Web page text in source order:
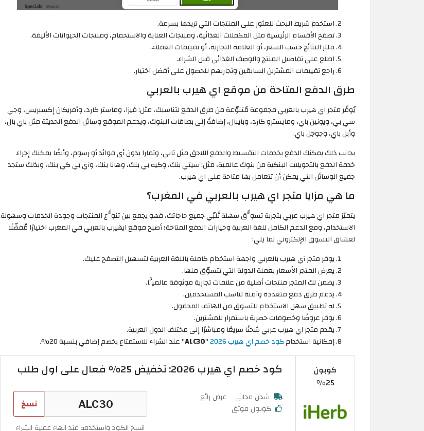
استخدم شريط البحث للعثور على المنتجات التي تريدها بسرعة.
تصفح الأقسام الرئيسية مثل المكملات الغذائية، ومنتجات العناية والاستحمام، ومنتجات الحيوانات الأليفة.
فلتر النتائج حسب السعر، أو العلامة التجارية، أو تقييمات العملاء.
اطلع على تفاصيل المنتج والوصف الغذائي قبل الشراء.
راجع تقييمات المشترين السابقين وتجاربهم للحصول على أفضل اختيار.
طرق الدفع المتاحة من موقع اي هيرب بالعربي
يُوفّر متجر اي هيرب بالعربي مجموعة مُتنوّعة من طرق الدفع لتناسبك، مثل: فيزا، وماستر كارد، وأمريكان إكسبريس، وجي
سي بي، ويونين باي، ومايسترو كارد، وبايبال، إضافةً إلى بطاقات البنوك، ويدعم الموقع وسائل الدفع الحديثة مثل باي بال،
وأبل باي، وجوجل باي.
بجانب ذلك يمكنك الدفع بخدمات التقسيط والدفع اللاحق مثل تابي، وتمارا بدون أي فوائد أو رسوم، وأيضًا يمكنك إجراء
خدمة الدفع بالتحويلات البنكية من بنوك عالمية، مثل: سيتي بنك، وكيه بي بنك، وهانا بنك، وآي بي كي بنك، وبذلك ستجد
جميع الوسائل التي يمكن أن تتعامل بها متاحة على اي هيرب.
ما هي مزايا متجر اي هيرب بالعربي في المغرب؟
يتميّز متجر اي هيرب عربي بتجربة تسوُّق سهلة تُلبّي جميع حاجاتك، فهو يجمع بين تنوُّع المنتجات وجودة الخدمات وسهولة
الاستخدام، ومع الدعم الكامل للغة العربية وخيارات الدفع المتاحة؛ أصبح موقع ايهيرب بالعربي في المغرب اختيارًا مُفضّلًا
لعشاق التسوق الإلكتروني لما يلي:
يوفر متجر آي هيرب بالعربي واجهة استخدام كاملة باللغة العربية لتسهيل التصفح عليك.
يعرض المتجر الأسعار بعملة الدولة التي تتسوّق منها.
يضمن لك المتجر منتجات أصلية من علامات تجارية موثوقة عالميًّا.
يدعم طرق دفع متعددة وآمنة تناسب المستخدمين.
له تطبيق سهل الاستخدام للتسوق من الهاتف المحمول.
يوفر عروضًا وخصومات حصرية باستمرار للمشترين.
يقدم متجر اي هيرب عربي شحنًا سريعًا ومباشرًا إلى مختلف الدول العربية.
إمكانية استخدامكود خصم اي هيرب 2026 "
ALC30" عند الشراء للاستمتاع بخصم إضافي بنسبة 20%.
كوبون
25%
كود خصم اي هيرب 2026: تخفيض 25% فعال على اول طلب
شحن مجاني
عرض رائع
كوبون موثق
نسخ
انسخ الكود واستخدمه عند انهاء عملية الشراء